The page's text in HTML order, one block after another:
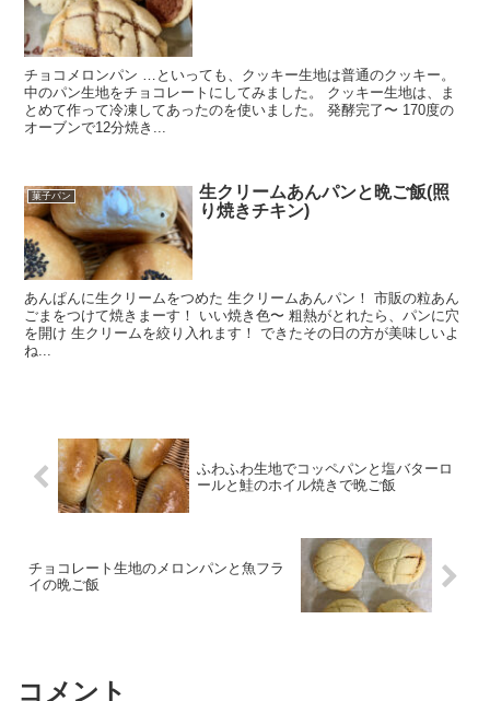
チョコメロンパン …といっても、クッキー生地は普通のクッキー。
中のパン生地をチョコレートにしてみました。 クッキー生地は、ま
とめて作って冷凍してあったのを使いました。 発酵完了〜 170度の
オーブンで12分焼き...
菓子パン
生クリームあんパンと晩ご飯(照
り焼きチキン)
あんぱんに生クリームをつめた 生クリームあんパン！ 市販の粒あん
ごまをつけて焼きまーす！ いい焼き色〜 粗熱がとれたら、パンに穴
を開け 生クリームを絞り入れます！ できたその日の方が美味しいよ
ね...
ふわふわ生地でコッペパンと塩バターロ
ールと鮭のホイル焼きで晩ご飯
チョコレート生地のメロンパンと魚フラ
イの晩ご飯
コメント